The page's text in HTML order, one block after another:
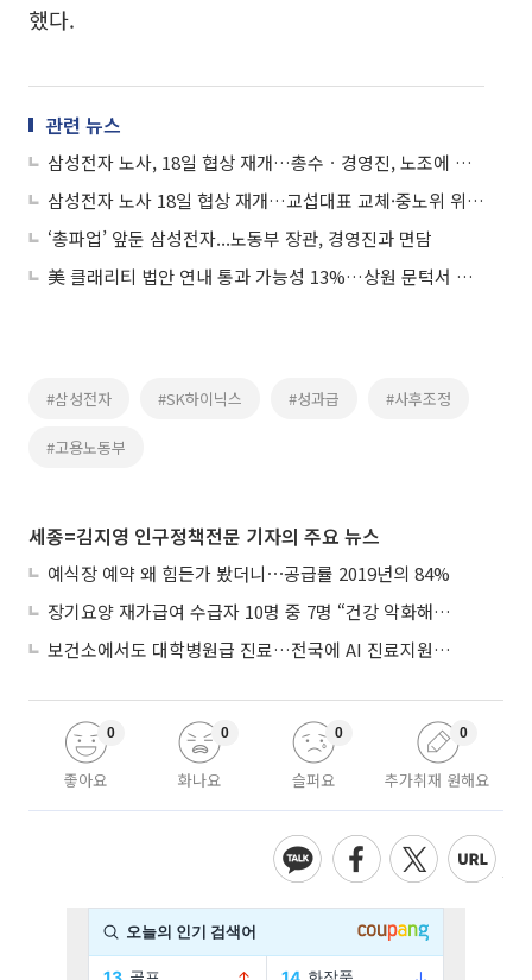
했다.
관련 뉴스
삼성전자 노사, 18일 협상 재개…총수ㆍ경영진, 노조에 잇단 대화 손짓
삼성전자 노사 18일 협상 재개…교섭대표 교체·중노위 위원장 직접 참관
‘총파업’ 앞둔 삼성전자...노동부 장관, 경영진과 면담
美 클래리티 법안 연내 통과 가능성 13%…상원 문턱서 제동
#삼성전자 #SK하이닉스 #성과급 #사후조정
#고용노동부
세종=김지영 인구정책전문 기자의 주요 뉴스
예식장 예약 왜 힘든가 봤더니⋯공급률 2019년의 84%
장기요양 재가급여 수급자 10명 중 7명 “건강 악화해도 집에서”
보건소에서도 대학병원급 진료…전국에 AI 진료지원도구 보급
좋아요
0
화나요
0
슬퍼요
0
추가취재 원해요
0